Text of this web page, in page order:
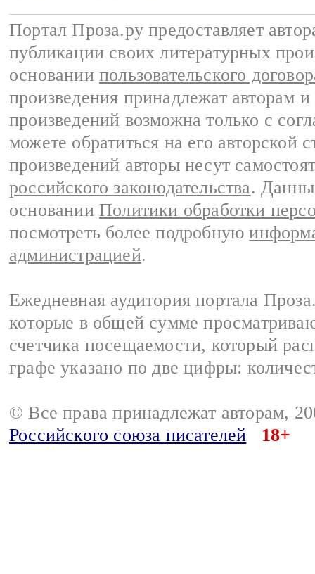
Портал Проза.ру предоставляет
публикации своих литературных
основании пользовательского
произведения принадлежат авторам
произведений возможна только с
можете обратиться на его авторской
произведений авторы несут
российского законодательства.
основании Политики обработки
посмотреть более подробную
администрацией.
Ежедневная аудитория портала
которые в общей сумме
счетчика посещаемости, который
графе указано по две цифры:
© Все права принадлежат авторам,
Российского союза писателей
18+